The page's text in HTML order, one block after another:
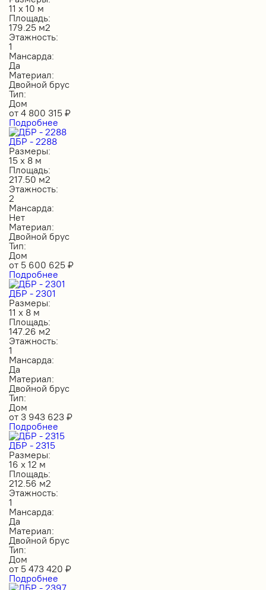
11 х 10 м
Площадь:
179.25 м2
Этажность:
1
Мансарда:
Да
Материал:
Двойной брус
Тип:
Дом
от 4 800 315 ₽
Подробнее
ДБР - 2288
Размеры:
15 х 8 м
Площадь:
217.50 м2
Этажность:
2
Мансарда:
Нет
Материал:
Двойной брус
Тип:
Дом
от 5 600 625 ₽
Подробнее
ДБР - 2301
Размеры:
11 х 8 м
Площадь:
147.26 м2
Этажность:
1
Мансарда:
Да
Материал:
Двойной брус
Тип:
Дом
от 3 943 623 ₽
Подробнее
ДБР - 2315
Размеры:
16 х 12 м
Площадь:
212.56 м2
Этажность:
1
Мансарда:
Да
Материал:
Двойной брус
Тип:
Дом
от 5 473 420 ₽
Подробнее